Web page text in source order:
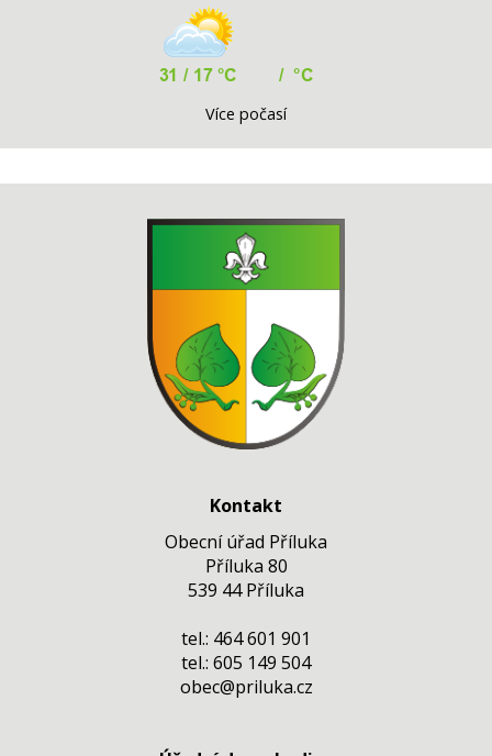
Více počasí
Kontakt
Obecní úřad Příluka
Příluka 80
539 44 Příluka
tel.: 464 601 901
tel.: 605 149 504
obec@priluka.cz